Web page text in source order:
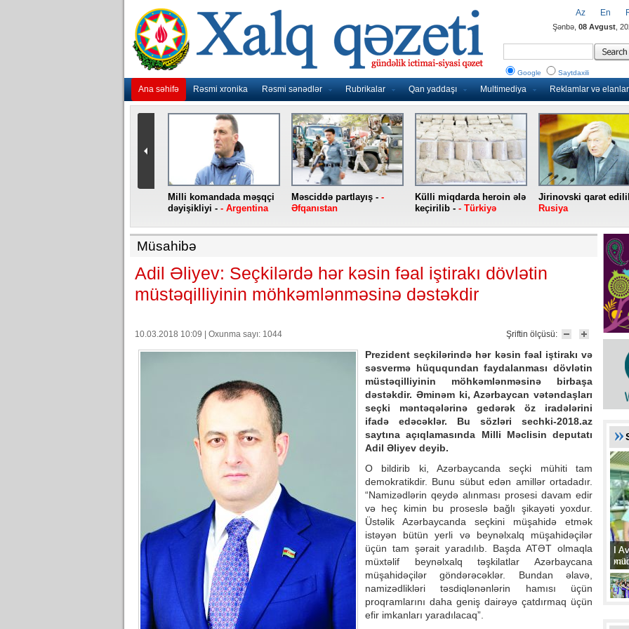
Ana səhifə Rəsmi xronika Rəsmi sənədlər Rubrikalar Qan yaddaşı Multimediya Reklamlar və elanlar
Az En
Şənbə, 08 Avgust ,
Google Saytdaxili
Milli komandada məşqçi
dəyişikliyi - - Argentina
Məsciddə partlayış - -
Əfqanıstan
Külli miqdarda heroin ələ
keçirilib - - Türkiyə
Jirinovski qarət
Rusiya
Müsahibə
Adil Əliyev: Seçkilərdə hər kəsin fəal iştirakı dövlətin
müstəqilliyinin möhkəmlənməsinə dəstəkdir
Şriftin ölçüsü:
10.03.2018 10:09 | Oxunma sayı: 1044
Prezident seçkilərində hər kəsin fəal iştirakı və
səsvermə hüququndan faydalanması dövlətin
müstəqilliyinin möhkəmlənməsinə birbaşa
dəstəkdir. Əminəm ki, Azərbaycan vətəndaşları
seçki məntəqələrinə gedərək öz iradələrini
ifadə edəcəklər. Bu sözləri sechki-2018.az
saytına açıqlamasında Milli Məclisin deputatı
Adil Əliyev deyib.
O bildirib ki, Azərbaycanda seçki mühiti tam
demokratikdir. Bunu sübut edən amillər ortadadır.
“Namizədlərin qeydə alınması prosesi davam edir
və heç kimin bu proseslə bağlı şikayəti yoxdur.
Üstəlik Azərbaycanda seçkini müşahidə etmək
istəyən bütün yerli və beynəlxalq müşahidəçilər
üçün tam şərait yaradılıb. Başda ATƏT olmaqla
müxtəlif beynəlxalq təşkilatlar Azərbaycana
müşahidəçilər göndərəcəklər. Bundan əlavə,
namizədlikləri təsdiqlənənlərin hamısı üçün
proqramlarını daha geniş dairəyə çatdırmaq üçün
efir imkanları yaradılacaq”.
II